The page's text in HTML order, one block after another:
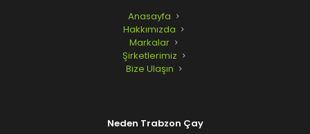
Anasayfa
Hakkımızda
Markalar
Şirketlerimiz
Bize Ulaşın
Neden Trabzon Çay